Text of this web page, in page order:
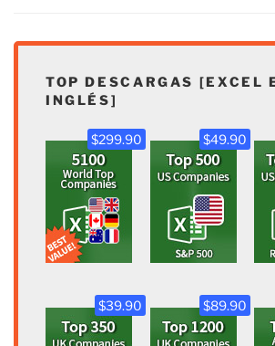
TOP DESCARGAS [EXCEL
INGLÉS]
$299.90 $49.90
$39.90 $89.90